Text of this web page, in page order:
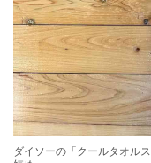
ダイソーの「クールタオル